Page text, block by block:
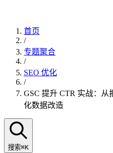
首页
/
专题聚合
/
SEO 优化
/
GSC 提升 CTR 实战：
化数据改造
搜索⌘K